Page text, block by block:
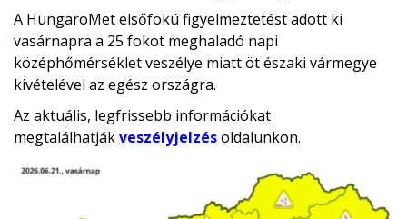
A HungaroMet elsőfokú figyelmeztetést adott ki
vasárnapra a 25 fokot meghaladó napi
középhőmérséklet veszélye miatt öt északi vármegye
kivételével az egész országra.
Az aktuális, legfrissebb információkat
megtalálhatjákveszélyjelzésoldalunkon.